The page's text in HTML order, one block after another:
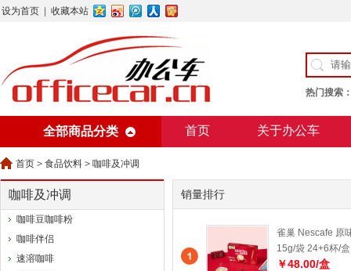
设为首页 收藏本站
热门搜索
全部商品分类 首页 关于办公车
首页 > 食品饮料 > 咖啡及冲调
咖啡及冲调
咖啡豆咖啡粉
咖啡伴侣
速溶咖啡
销量排行
雀巢 Nescafe 原
15g/袋 24+6杯/盒
￥48.00/盒